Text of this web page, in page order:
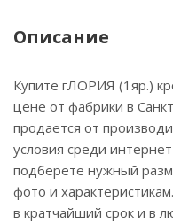
Описание
Купите гЛОРИЯ (1яр.)
цене от фабрики в
продается от
условия среди
подберете нужный
фото и
в кратчайший срок и в